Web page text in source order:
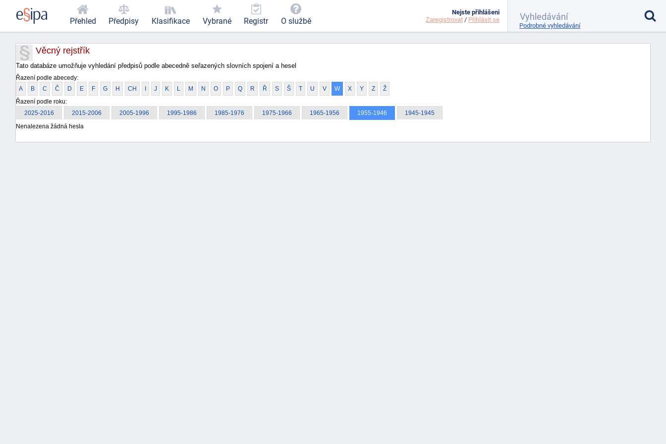
Věcný rejstřík
Tato databáze umožňuje vyhledání předpisů podle abecedně seřazených slovních spojení a hesel
Řazení podle abecedy:
A B C Č D E F G H CH I J K L M N O P Q R Ř S Š T U V W X Y Z Ž
Řazení podle roku:
2025-2016 2015-2006 2005-1996 1995-1986 1985-1976 1975-1966 1965-1956 1955-1946 1945-1945
Nenalezena žádná hesla
Přehled Předpisy Klasifikace Vybrané Registr O službě
Nejste přihlášeni
Zaregistrovat / Přihlásit se
Podrobné vyhledávání